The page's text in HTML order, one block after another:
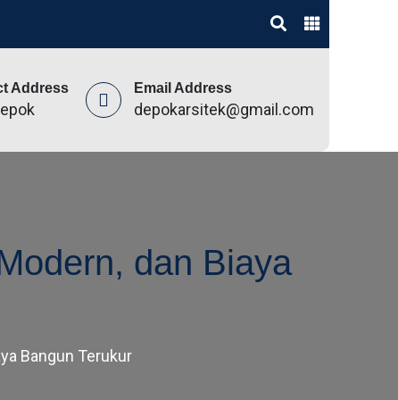
Address Email Address
depokarsitek@gmail.com
dan Biaya
Bangun Terukur